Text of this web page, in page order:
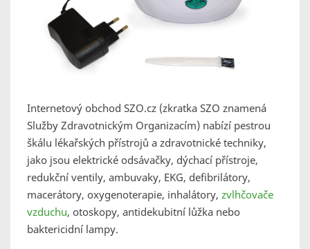
Internetový obchod SZO.cz (zkratka SZO znamená
Služby Zdravotnickým Organizacím) nabízí pestrou
škálu lékařských přístrojů a zdravotnické techniky,
jako jsou elektrické odsávačky, dýchací přístroje,
redukční ventily, ambuvaky, EKG, defibrilátory,
macerátory, oxygenoterapie, inhalátory, zvlhčovače
vzduchu, otoskopy, antidekubitní lůžka nebo
baktericidní lampy.